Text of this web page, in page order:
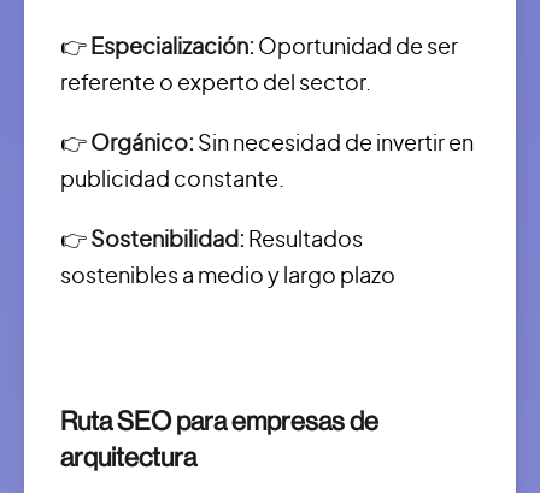
👉 Especialización: Oportunidad de ser
referente o experto del sector.
👉 Orgánico: Sin necesidad de invertir en
publicidad constante.
👉 Sostenibilidad: Resultados
sostenibles a medio y largo plazo
Ruta SEO para empresas de
arquitectura